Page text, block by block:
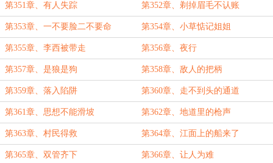
第351章、有人失踪 第352章、剃掉眉毛不认账
第353章、一不要脸二不要命 第354章、小草惦记姐姐
第355章、李西被带走 第356章、夜行
第357章、是狼是狗 第358章、敌人的把柄
第359章、落入陷阱 第360章、走不到头的通道
第361章、思想不能滑坡 第362章、地道里的枪声
第363章、村民得救 第364章、江面上的船来了
第365章、双管齐下 第366章、让人为难